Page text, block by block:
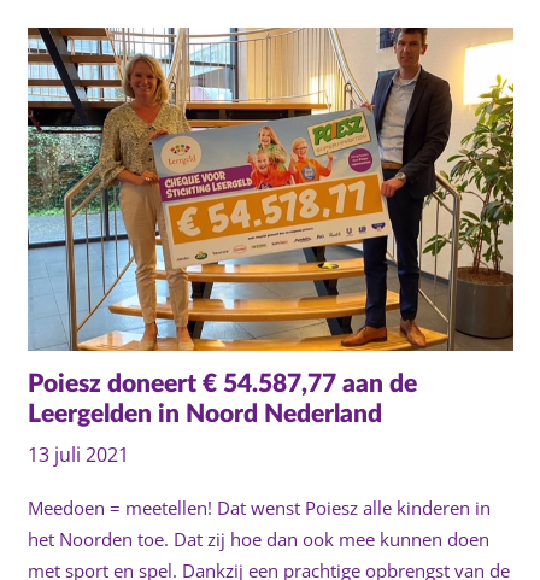
Poiesz doneert € 54.587,77 aan de
Leergelden in Noord Nederland
13 juli 2021
Meedoen = meetellen! Dat wenst Poiesz alle kinderen in
het Noorden toe. Dat zij hoe dan ook mee kunnen doen
met sport en spel. Dankzij een prachtige opbrengst van de